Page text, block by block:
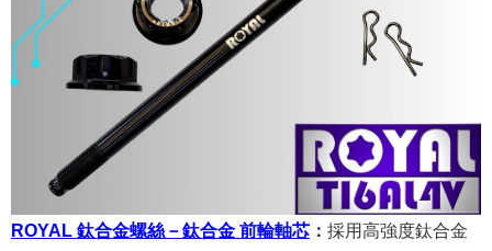
ROYAL 鈦合金螺絲－鈦合金 前輪軸芯 ： 採用高強度鈦合金